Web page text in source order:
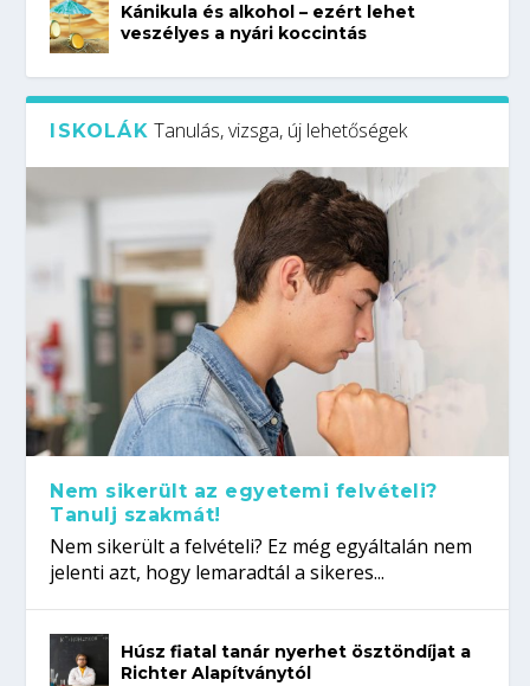
Kánikula és alkohol – ezért lehet
veszélyes a nyári koccintás
ISKOLÁK Tanulás, vizsga, új lehetőségek
Nem sikerült az egyetemi felvételi?
Tanulj szakmát!
Nem sikerült a felvételi? Ez még egyáltalán nem
jelenti azt, hogy lemaradtál a sikeres...
Húsz fiatal tanár nyerhet ösztöndíjat a
Richter Alapítványtól